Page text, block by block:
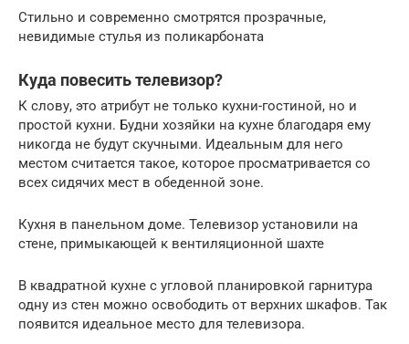
Стильно и современно смотрятся прозрачные,
невидимые стулья из поликарбоната
Куда повесить телевизор?
К слову, это атрибут не только кухни-гостиной, но и
простой кухни. Будни хозяйки на кухне благодаря ему
никогда не будут скучными. Идеальным для него
местом считается такое, которое просматривается со
всех сидячих мест в обеденной зоне.
Кухня в панельном доме. Телевизор установили на
стене, примыкающей к вентиляционной шахте
В квадратной кухне с угловой планировкой гарнитура
одну из стен можно освободить от верхних шкафов. Так
появится идеальное место для телевизора.